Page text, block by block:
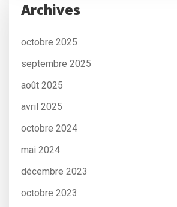
Archives
octobre 2025
septembre 2025
août 2025
avril 2025
octobre 2024
mai 2024
décembre 2023
octobre 2023